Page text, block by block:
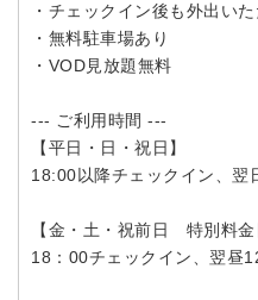
・チェックイン後も外出いた
・無料駐車場あり
・VOD見放題無料
--- ご利用時間 ---
【平日・日・祝日】
18:00以降チェックイン、翌
【金・土・祝前日 特別料金
18：00チェックイン、翌昼